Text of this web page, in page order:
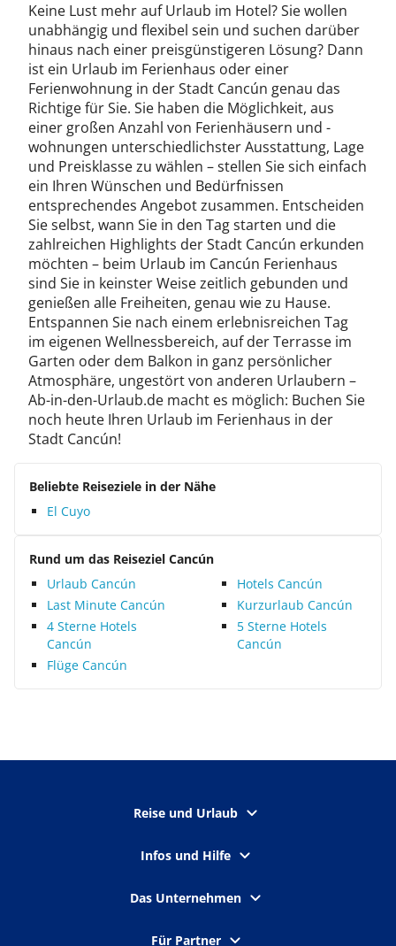
Keine Lust mehr auf Urlaub im Hotel? Sie wollen
unabhängig und flexibel sein und suchen darüber
hinaus nach einer preisgünstigeren Lösung? Dann
ist ein Urlaub im Ferienhaus oder einer
Ferienwohnung in der Stadt Cancún genau das
Richtige für Sie. Sie haben die Möglichkeit, aus
einer großen Anzahl von Ferienhäusern und -
wohnungen unterschiedlichster Ausstattung, Lage
und Preisklasse zu wählen – stellen Sie sich einfach
ein Ihren Wünschen und Bedürfnissen
entsprechendes Angebot zusammen. Entscheiden
Sie selbst, wann Sie in den Tag starten und die
zahlreichen Highlights der Stadt Cancún erkunden
möchten – beim Urlaub im Cancún Ferienhaus
sind Sie in keinster Weise zeitlich gebunden und
genießen alle Freiheiten, genau wie zu Hause.
Entspannen Sie nach einem erlebnisreichen Tag
im eigenen Wellnessbereich, auf der Terrasse im
Garten oder dem Balkon in ganz persönlicher
Atmosphäre, ungestört von anderen Urlaubern –
Ab-in-den-Urlaub.de macht es möglich: Buchen Sie
noch heute Ihren Urlaub im Ferienhaus in der
Stadt Cancún!
Beliebte Reiseziele in der Nähe
El Cuyo
Rund um das Reiseziel Cancún
Urlaub Cancún
Hotels Cancún
Last Minute Cancún
Kurzurlaub Cancún
4 Sterne Hotels
Cancún
5 Sterne Hotels
Cancún
Flüge Cancún
Reise und Urlaub
Infos und Hilfe
Das Unternehmen
Für Partner